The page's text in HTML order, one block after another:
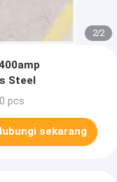
2/2
Steel
pcs
sekarang